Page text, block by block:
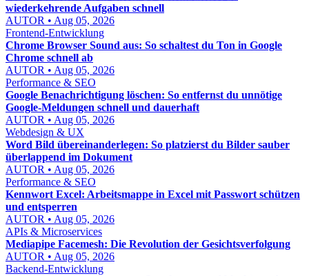
wiederkehrende Aufgaben schnell
AUTOR • Aug 05, 2026
Frontend-Entwicklung
Chrome Browser Sound aus: So schaltest du Ton in Google
Chrome schnell ab
AUTOR • Aug 05, 2026
Performance & SEO
Google Benachrichtigung löschen: So entfernst du unnötige
Google-Meldungen schnell und dauerhaft
AUTOR • Aug 05, 2026
Webdesign & UX
Word Bild übereinanderlegen: So platzierst du Bilder sauber
überlappend im Dokument
AUTOR • Aug 05, 2026
Performance & SEO
Kennwort Excel: Arbeitsmappe in Excel mit Passwort schützen
und entsperren
AUTOR • Aug 05, 2026
APIs & Microservices
Mediapipe Facemesh: Die Revolution der Gesichtsverfolgung
AUTOR • Aug 05, 2026
Backend-Entwicklung